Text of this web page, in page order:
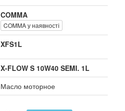
COMMA
COMMA у наявності
XFS1L
X-FLOW S 10W40 SEMI. 1L
Масло моторное